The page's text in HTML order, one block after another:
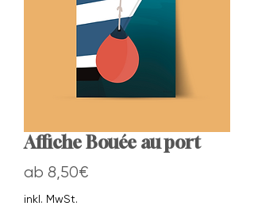
Affiche Bouée au port
ab 8,50€Sale-
inkl. MwSt.